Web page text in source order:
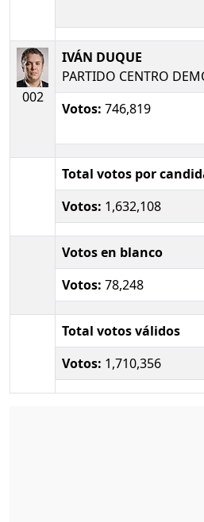
002
IVÁN DUQUE
PARTIDO CENTRO
Votos: 746,819
Total votos por
Votos: 1,632,108
Votos en blanco
Votos: 78,248
Total votos válidos
Votos: 1,710,356